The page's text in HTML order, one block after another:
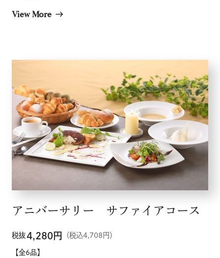
メニュー
こだわり
お知らせ
企業情報
View More east
アニバーサリー サファイアコース
税抜4,280円 （税込4,708円）
【全6品】